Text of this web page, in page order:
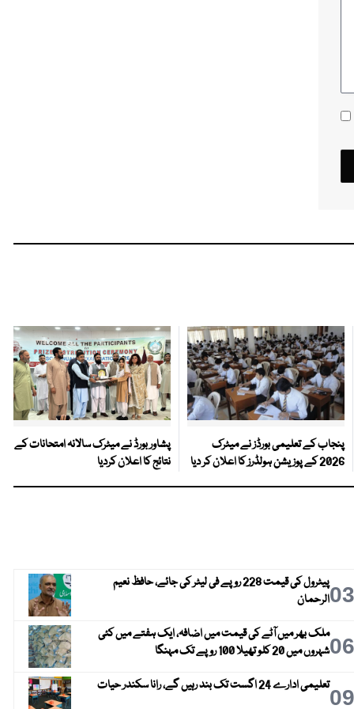
پنجاب کے تعلیمی بورڈز نے میٹرک
2026 کے پوزیشن ہولڈرز کا اعلان کر دیا
پشاور بورڈ نے میٹرک سالانہ امتحانات کے
نتائج کا اعلان کردیا
03
پیٹرول کی قیمت 228 روپے فی لیٹر کی جائے، حافظ نعیم
الرحمان
06ملک بھر میں آٹے کی قیمت میں اضافہ، ایک ہفتے میں کئی
شہروں میں 20 کلو تھیلا 100 روپے تک مہنگا
09تعلیمی ادارے 24 اگست تک بند رہیں گے، رانا سکندر حیات